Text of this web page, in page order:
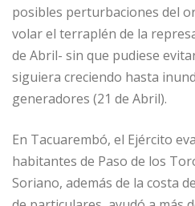
posibles perturbaciones del
volar el terraplén de la
de Abril- sin que pudiese
siguiera creciendo hasta
generadores (21 de Abril).
En Tacuarembó, el Ejército
habitantes de Paso de los
Soriano, además de la costa